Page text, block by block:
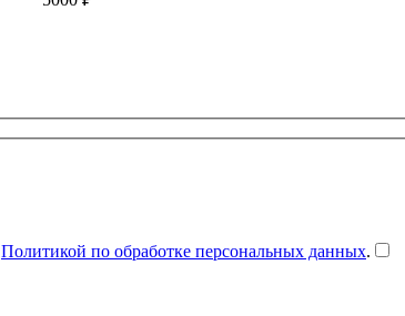
Политикой по обработке персональных данных.